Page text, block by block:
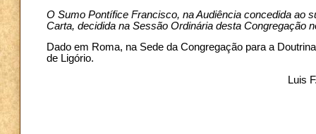
O Sumo Pontífice Francisco, na Audiência concedida ao
Carta, decidida na Sessão Ordinária desta Congregação
Dado em Roma, na Sede da Congregação para a
de Ligório.
Luis